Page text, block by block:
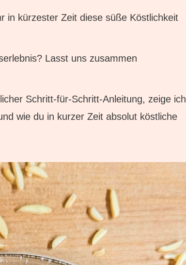
in kürzester Zeit diese süße Köstlichkeit
Lasst uns zusammen
Schritt-für-Schritt-Anleitung, zeige ich
wie du in kurzer Zeit absolut köstliche